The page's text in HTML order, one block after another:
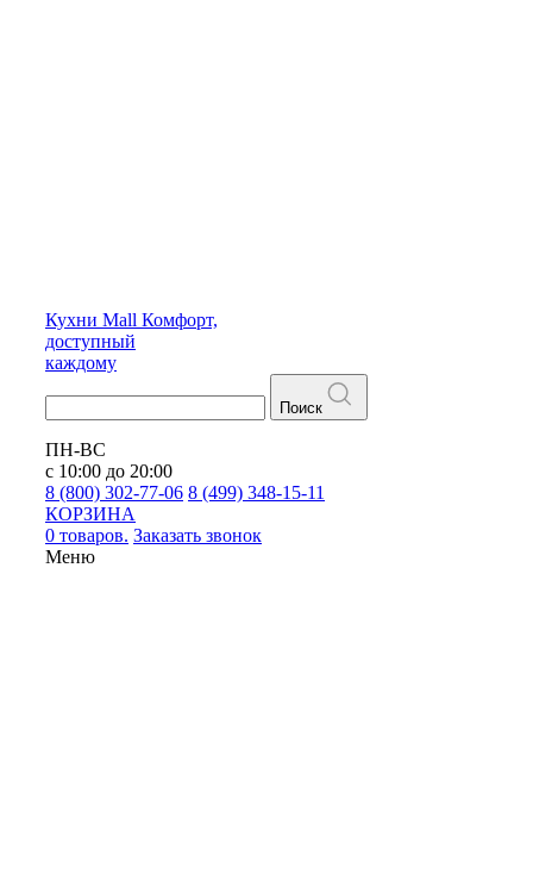
Кухни Mall Комфорт,
доступный
каждому
Поиск
ПН-ВС
с 10:00 до 20:00
8 (800) 302-77-06 8 (499) 348-15-11
КОРЗИНА
0 товаров. Заказать звонок
Меню